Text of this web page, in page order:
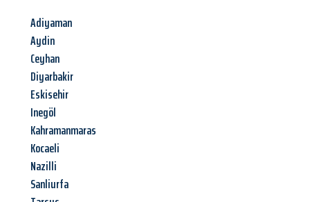
Adiyaman
Aydin
Ceyhan
Diyarbakir
Eskisehir
Inegöl
Kahramanmaras
Kocaeli
Nazilli
Sanliurfa